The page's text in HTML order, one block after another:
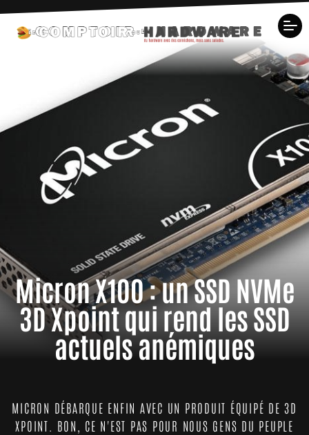
Micron X100 : un SSD NVMe
3D Xpoint qui rend les SSD
actuels anémiques
MICRON DÉBARQUE ENFIN AVEC UN PRODUIT ÉQUIPÉ DE 3D
XPOINT. BON, CE N'EST PAS POUR NOUS GENS DU PEUPLE